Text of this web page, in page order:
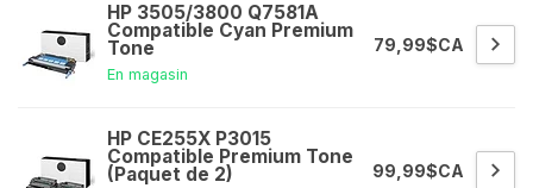
HP 3505/3800 Q7581A
Compatible Cyan Premium
Tone
En magasin
79,99$CA
HP CE255X P3015
Compatible Premium Tone
(Paquet de 2) 99,99$CA